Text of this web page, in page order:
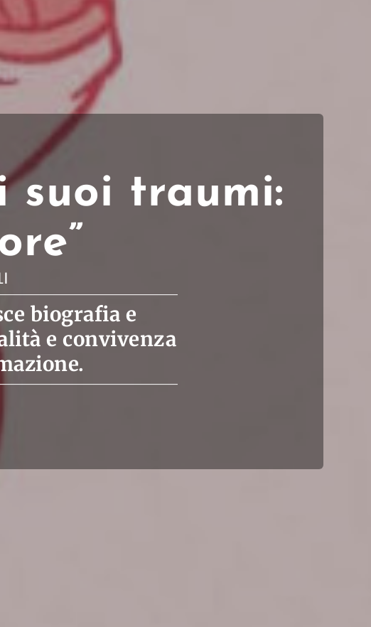
suoi traumi:
biografia e
e convivenza